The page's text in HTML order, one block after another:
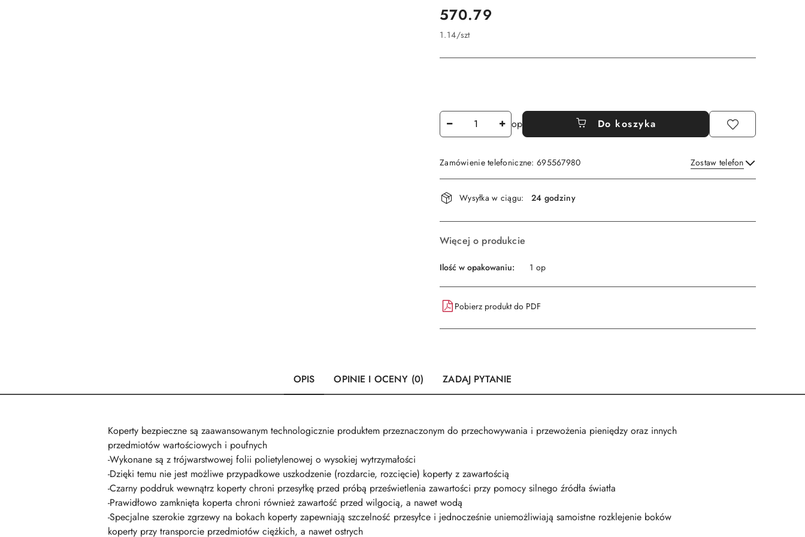
cena:
570.79
1.14/szt
Ilość op Do koszyka
Zamówienie telefoniczne: 695567980 Zostaw telefon
Wyślij
Dostępność
i
dostawa
Wysyłka w ciągu: 24 godziny
Więcej o produkcie
Ilość w opakowaniu: 1 op
Pobierz produkt do PDF
OPIS OPINIE I OCENY (0) ZADAJ PYTANIE
Koperty bezpieczne są zaawansowanym technologicznie produktem przeznaczonym do przechowywania i przewożenia pieniędzy oraz innych
przedmiotów wartościowych i poufnych
-Wykonane są z trójwarstwowej folii polietylenowej o wysokiej wytrzymałości
-Dzięki temu nie jest możliwe przypadkowe uszkodzenie (rozdarcie, rozcięcie) koperty z zawartością
-Czarny poddruk wewnątrz koperty chroni przesyłkę przed próbą prześwietlenia zawartości przy pomocy silnego źródła światła
-Prawidłowo zamknięta koperta chroni również zawartość przed wilgocią, a nawet wodą
-Specjalne szerokie zgrzewy na bokach koperty zapewniają szczelność przesyłce i jednocześnie uniemożliwiają samoistne rozklejenie boków
koperty przy transporcie przedmiotów ciężkich, a nawet ostrych